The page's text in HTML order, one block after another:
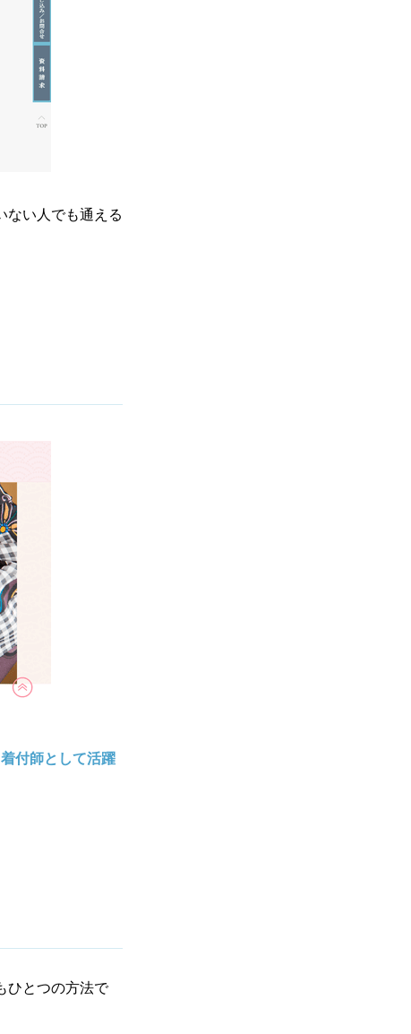
ない人でも通える
着付師として活躍
ひとつの方法で